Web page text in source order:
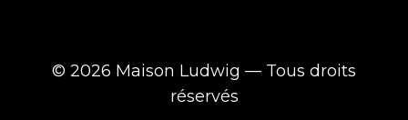
© 2026 Maison Ludwig — Tous droits
réservés